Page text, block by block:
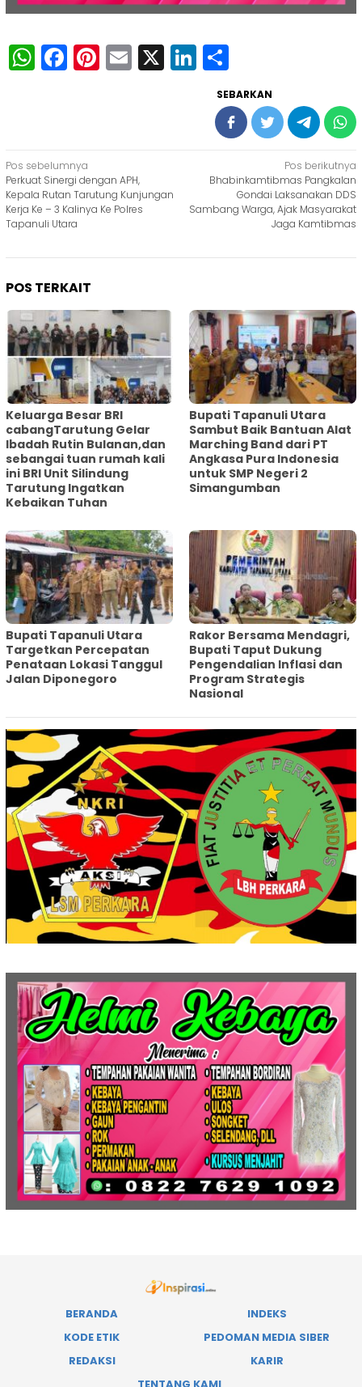
WhatsApp
Facebook
Pinterest
Email
X LinkedIn
SEBARKAN
Navigasi
pos
Pos sebelumnya
Perkuat Sinergi dengan APH,
Kepala Rutan Tarutung Kunjungan
Kerja Ke – 3 Kalinya Ke Polres
Tapanuli Utara
Pos berikutnya
Bhabinkamtibmas Pangkalan
Gondai Laksanakan DDS
Sambang Warga, Ajak Masyarakat
Jaga Kamtibmas
POS TERKAIT
Keluarga Besar BRI
cabangTarutung Gelar
Ibadah Rutin Bulanan,dan
sebangai tuan rumah kali
ini BRI Unit Silindung
Tarutung Ingatkan
Kebaikan Tuhan
Bupati Tapanuli Utara
Sambut Baik Bantuan Alat
Marching Band dari PT
Angkasa Pura Indonesia
untuk SMP Negeri 2
Simangumban
‎Bupati Tapanuli Utara
Targetkan Percepatan
Penataan Lokasi Tanggul
Jalan Diponegoro
Rakor Bersama Mendagri,
Bupati Taput Dukung
Pengendalian Inflasi dan
Program Strategis
Nasional‎
BERANDA
INDEKS
KODE ETIK
PEDOMAN MEDIA SIBER
REDAKSI
KARIR